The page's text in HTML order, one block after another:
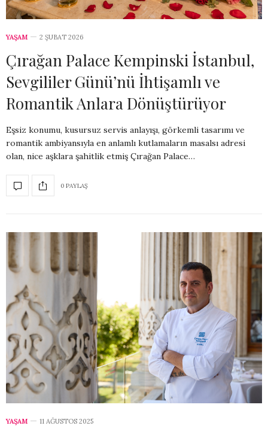
YAŞAM 2 ŞUBAT 2026
Çırağan Palace Kempinski İstanbul,
Sevgililer Günü’nü İhtişamlı ve
Romantik Anlara Dönüştürüyor
Eşsiz konumu, kusursuz servis anlayışı, görkemli tasarımı ve
romantik ambiyansıyla en anlamlı kutlamaların masalsı adresi
olan, nice aşklara şahitlik etmiş Çırağan Palace…
0 PAYLAŞ
YAŞAM 11 AĞUSTOS 2025